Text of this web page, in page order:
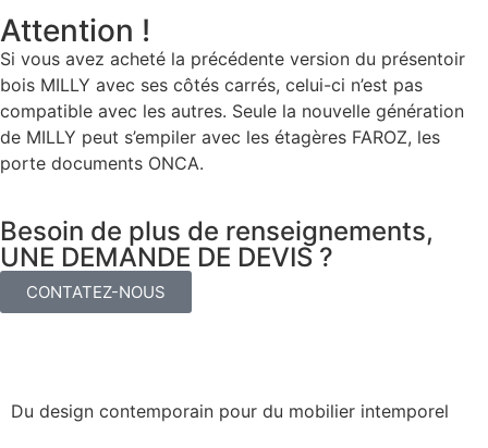
Attention !
Si vous avez acheté la précédente version du présentoir
bois MILLY avec ses côtés carrés, celui-ci n’est pas
compatible avec les autres. Seule la nouvelle génération
de MILLY peut s’empiler avec les étagères FAROZ, les
porte documents ONCA.
Besoin de plus de renseignements,
UNE DEMANDE DE DEVIS ?
CONTATEZ-NOUS
Du design contemporain pour du mobilier intemporel